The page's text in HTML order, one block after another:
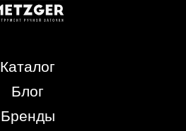
Каталог
Блог
Бренды